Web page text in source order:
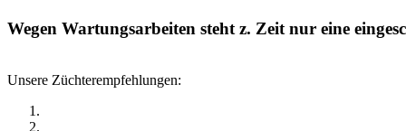
Wegen Wartungsarbeiten steht z. Zeit nur eine
Unsere Züchterempfehlungen: